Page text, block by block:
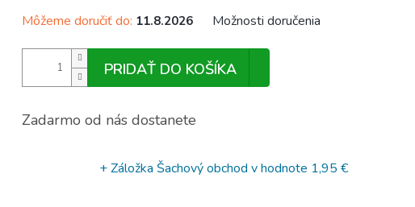
Môžeme doručiť do: 11.8.2026 Možnosti doručenia
PRIDAŤ DO KOŠÍKA
Zadarmo od nás dostanete
+ Záložka Šachový obchod v hodnote 1,95 €